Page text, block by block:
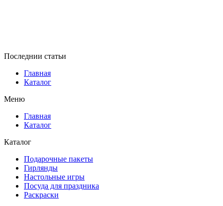
Последнии статьи
Главная
Каталог
Меню
Главная
Каталог
Каталог
Подарочные пакеты
Гирлянды
Настольные игры
Посуда для праздника
Раскраски